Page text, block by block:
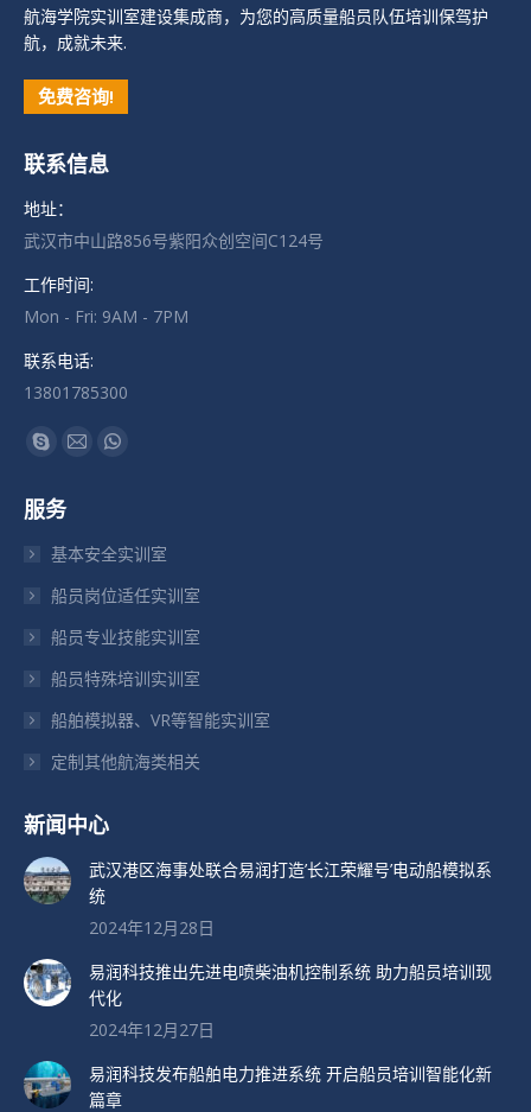
航海学院实训室建设集成商，为您的高质量船员队伍培训保驾护
航，成就未来.
免费咨询!
联系信息
地址：
武汉市中山路856号紫阳众创空间C124号
工作时间:
Mon - Fri: 9AM - 7PM
联系电话:
13801785300
找到我们：
Skype
在
新
口
中
打
Mail
新
口
中
打
Whatsapp
新
口
中
打
服务
基本安全实训室
船员岗位适任实训室
船员专业技能实训室
船员特殊培训实训室
船舶模拟器、VR等智能实训室
定制其他航海类相关
新闻中心
武汉港区海事处联合易润打造’长江荣耀号’电动船模拟系
统
2024年12月28日
易润科技推出先进电喷柴油机控制系统 助力船员培训现
代化
2024年12月27日
易润科技发布船舶电力推进系统 开启船员培训智能化新
篇章